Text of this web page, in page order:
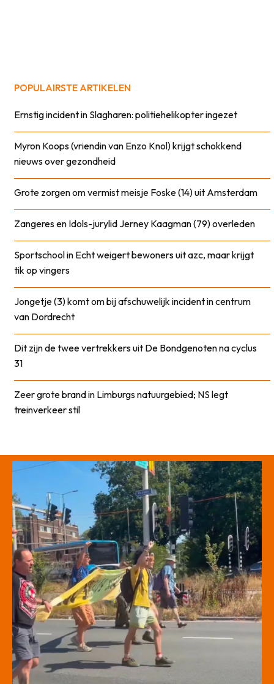
POPULAIRSTE ARTIKELEN
Ernstig incident in Slagharen: politiehelikopter ingezet
Myron Koops (vriendin van Enzo Knol) krijgt schokkend
nieuws over gezondheid
Grote zorgen om vermist meisje Foske (14) uit Amsterdam
Zangeres en Idols-jurylid Jerney Kaagman (79) overleden
Sportschool in Echt weigert bewoners uit azc, maar krijgt
tik op vingers
Jongetje (3) komt om bij afschuwelijk incident in centrum
van Dordrecht
Dit zijn de twee vertrekkers uit De Bondgenoten na cyclus
31
Zeer grote brand in Limburgs natuurgebied; NS legt
treinverkeer stil